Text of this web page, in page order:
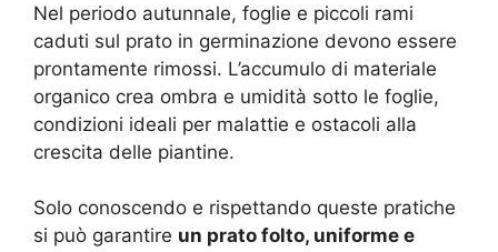
Nel periodo autunnale, foglie e piccoli rami
caduti sul prato in germinazione devono essere
prontamente rimossi. L’accumulo di materiale
organico crea ombra e umidità sotto le foglie,
condizioni ideali per malattie e ostacoli alla
crescita delle piantine.
Solo conoscendo e rispettando queste pratiche
si può garantire un prato folto, uniforme e